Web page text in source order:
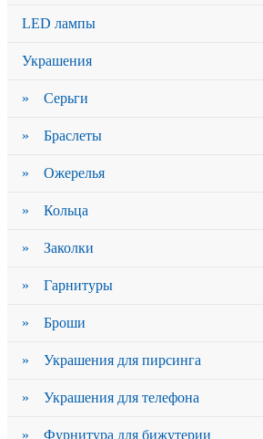
LED лампы
Украшения
» Серьги
» Браслеты
» Ожерелья
» Кольца
» Заколки
» Гарнитуры
» Броши
» Украшения для пирсинга
» Украшения для телефона
» Фурнитура для бижутерии